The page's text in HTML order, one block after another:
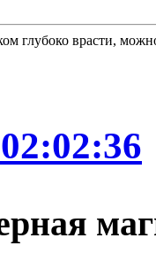
глубоко врасти,